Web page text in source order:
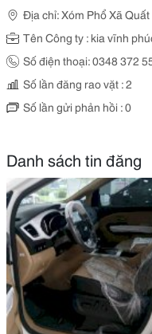
Địa chỉ: Xóm Phổ Xã
Tên Công ty : kia vĩnh
Số điện thoại: 0348 372
Số lần đăng rao vặt : 2
Số lần gửi phản hồi : 0
Danh sách tin đăng